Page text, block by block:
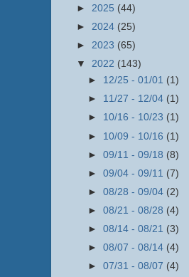
► 2025 (44)
► 2024 (25)
► 2023 (65)
▼ 2022 (143)
► 12/25 - 01/01 (1)
► 11/27 - 12/04 (1)
► 10/16 - 10/23 (1)
► 10/09 - 10/16 (1)
► 09/11 - 09/18 (8)
► 09/04 - 09/11 (7)
► 08/28 - 09/04 (2)
► 08/21 - 08/28 (4)
► 08/14 - 08/21 (3)
► 08/07 - 08/14 (4)
► 07/31 - 08/07 (4)